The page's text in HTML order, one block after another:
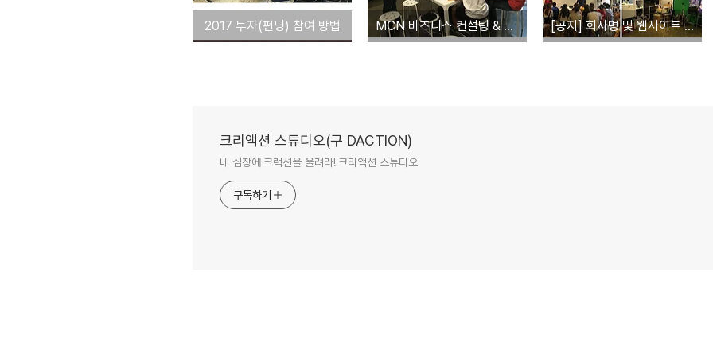
2017 투자(펀딩) 참여 방법 MCN 비즈니스 컨설팅 & 크리에이터 상담 안내 [공지] 회사명 및 웹사이트 변경 안내
크리액션 스튜디오(구 DACTION)
네 심장에 크랙션을 울려라! 크리액션 스튜디오
구독하기